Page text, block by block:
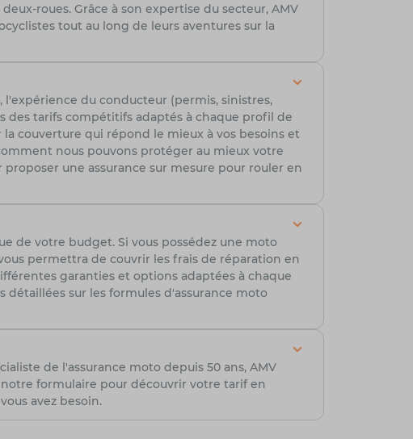
roues. Grâce à son expertise du secteur, AMV
tout au long de leurs aventures sur la
du conducteur (permis, sinistres,
des tarifs compétitifs adaptés à chaque profil de
couverture qui répond le mieux à vos besoins et
nous pouvons protéger au mieux votre
une assurance sur mesure pour rouler en
de votre budget. Si vous possédez une moto
permettra de couvrir les frais de réparation en
garanties et options adaptées à chaque
sur les formules d'assurance moto
de l'assurance moto depuis 50 ans, AMV
formulaire pour découvrir votre tarif en
avez besoin.